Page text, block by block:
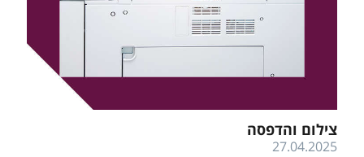
צילום והדפסה
27.04.2025